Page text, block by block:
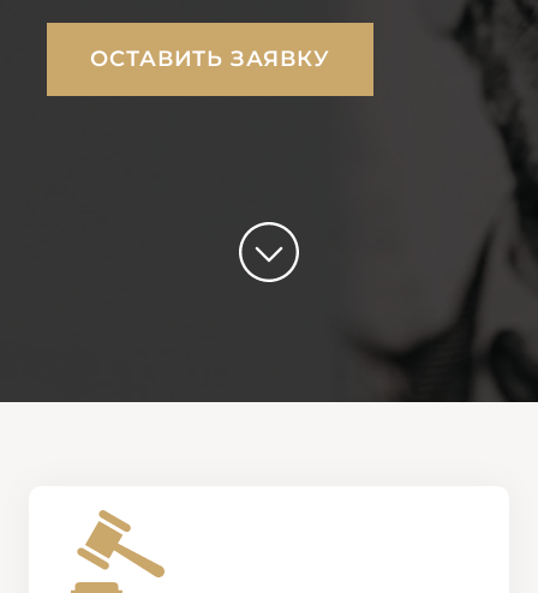
ОСТАВИТЬ ЗАЯВКУ